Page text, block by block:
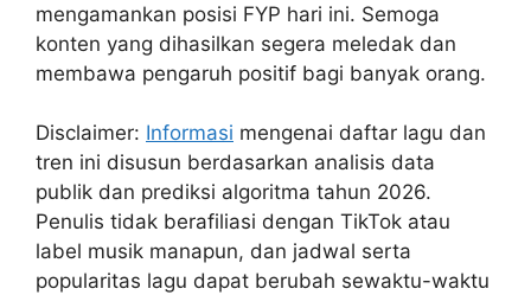
mengamankan posisi FYP hari ini. Semoga
konten yang dihasilkan segera meledak dan
membawa pengaruh positif bagi banyak orang.
Disclaimer: Informasi mengenai daftar lagu dan
tren ini disusun berdasarkan analisis data
publik dan prediksi algoritma tahun 2026.
Penulis tidak berafiliasi dengan TikTok atau
label musik manapun, dan jadwal serta
popularitas lagu dapat berubah sewaktu-waktu